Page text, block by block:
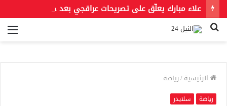
بحث
الرئيسية/رياضة
رياضة سلايدر